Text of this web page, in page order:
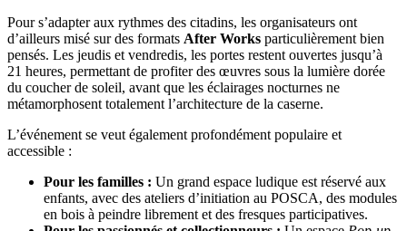
Pour s’adapter aux rythmes des citadins, les organisateurs ont
d’ailleurs misé sur des formats After Works particulièrement bien
pensés. Les jeudis et vendredis, les portes restent ouvertes jusqu’à
21 heures, permettant de profiter des œuvres sous la lumière dorée
du coucher de soleil, avant que les éclairages nocturnes ne
métamorphosent totalement l’architecture de la caserne.
L’événement se veut également profondément populaire et
accessible :
Pour les familles : Un grand espace ludique est réservé aux
enfants, avec des ateliers d’initiation au POSCA, des modules
en bois à peindre librement et des fresques participatives.